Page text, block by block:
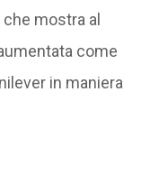
mostra al
come
in maniera